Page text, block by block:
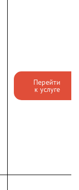
Перейти
к услуге